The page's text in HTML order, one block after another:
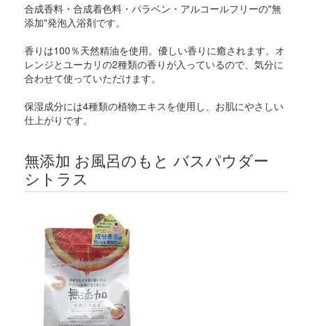
合成香料・合成着色料・パラベン・アルコールフリーの"無
添加"発泡入浴剤です。
香りは100％天然精油を使用。優しい香りに癒されます。オ
レンジとユーカリの2種類の香りが入っているので、気分に
合わせて使っていただけます。
保湿成分には4種類の植物エキスを使用し、お肌にやさしい
仕上がりです。
無添加 お風呂のもと バスパウダー
シトラス